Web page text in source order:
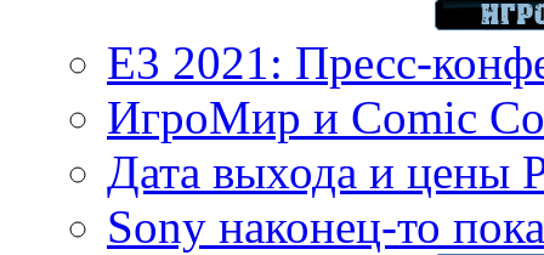
E3 2021: Пресс-
ИгроМир и Comic
Дата выхода и цены
Sony наконец-то